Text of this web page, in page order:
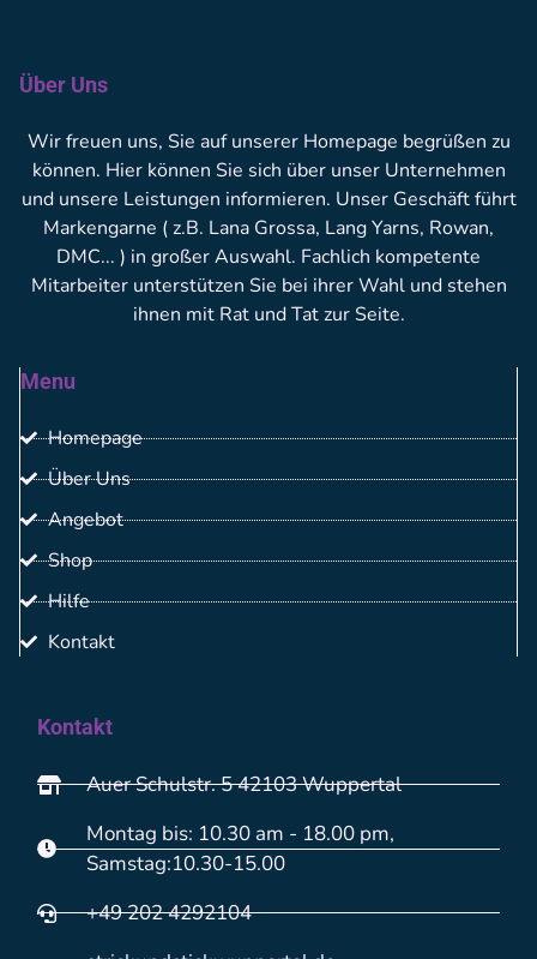
Über Uns
Wir freuen uns, Sie auf unserer Homepage begrüßen zu
können. Hier können Sie sich über unser Unternehmen
und unsere Leistungen informieren. Unser Geschäft führt
Markengarne ( z.B. Lana Grossa, Lang Yarns, Rowan,
DMC... ) in großer Auswahl. Fachlich kompetente
Mitarbeiter unterstützen Sie bei ihrer Wahl und stehen
ihnen mit Rat und Tat zur Seite.
Menu
Homepage
Über Uns
Angebot
Shop
Hilfe
Kontakt
Kontakt
Auer Schulstr. 5 42103 Wuppertal
Montag bis: 10.30 am - 18.00 pm,
Samstag:10.30-15.00
+49 202 4292104